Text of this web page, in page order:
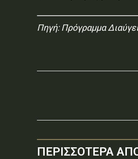
Πηγή:Πρόγραμμα
ΠΕΡΙΣΣΟΤΕΡΑ